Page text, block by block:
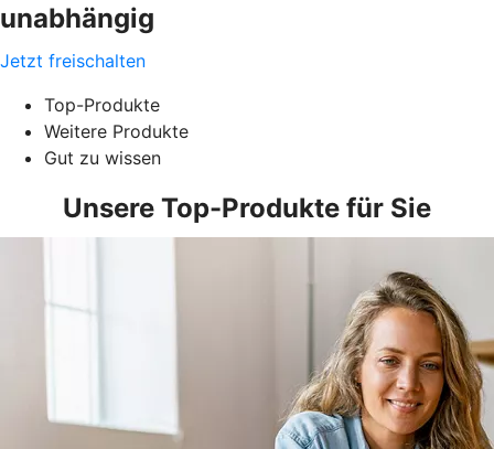
unabhängig
Jetzt freischalten
Top-Produkte
Weitere Produkte
Gut zu wissen
Unsere Top-Produkte für Sie